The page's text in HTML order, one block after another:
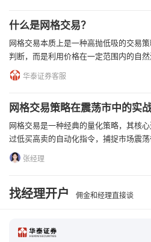
什么是网格交易？
网格交易本质上是一种高抛低吸的交易
判断，而是利用价格在一定范围内的自
华泰证券客服
网格交易策略在震荡市中的实
网格交易是一种经典的量化策略，其核
过低买高卖的自动化指令，捕捉市场震
张经理
找经理开户 佣金和经理直接谈